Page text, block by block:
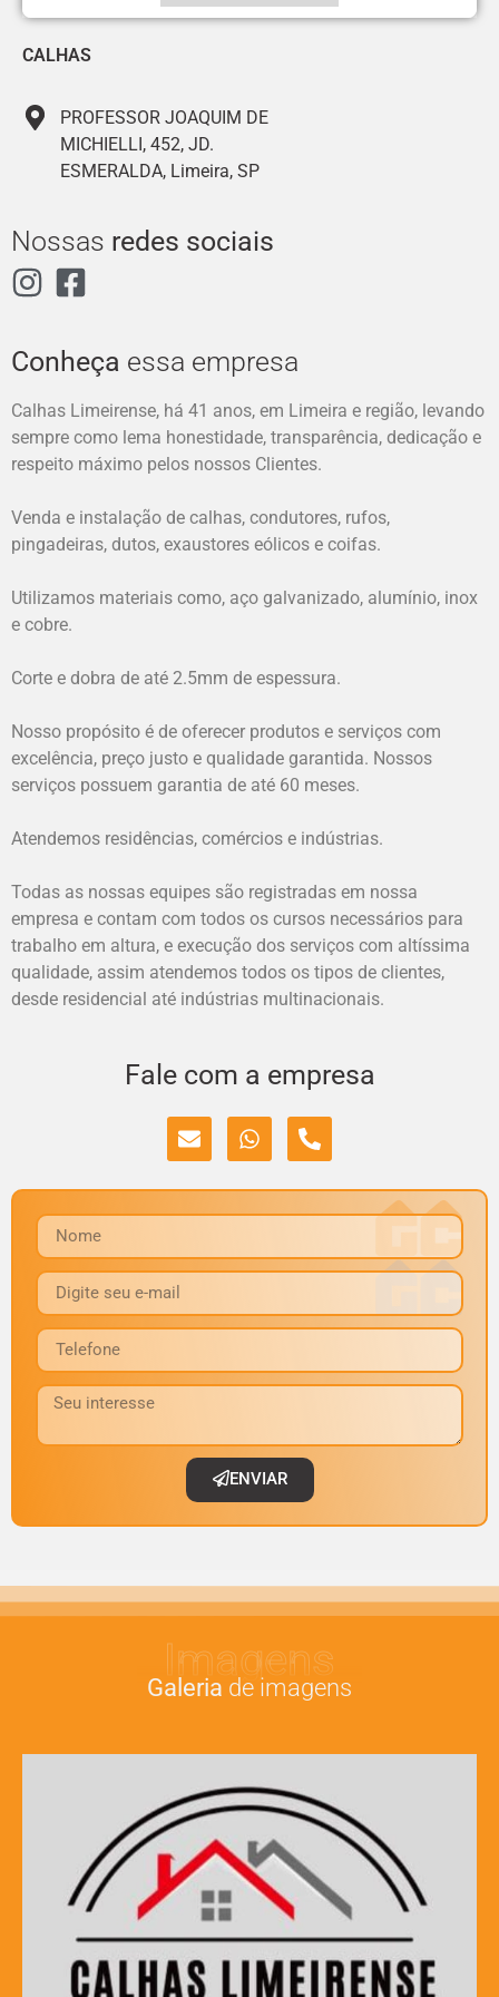
CALHAS
PROFESSOR JOAQUIM DE
MICHIELLI, 452, JD.
ESMERALDA, Limeira, SP
Nossas redes sociais
Conheça essa empresa
Calhas Limeirense, há 41 anos, em Limeira e região, levando
sempre como lema honestidade, transparência, dedicação e
respeito máximo pelos nossos Clientes.
Venda e instalação de calhas, condutores, rufos,
pingadeiras, dutos, exaustores eólicos e coifas.
Utilizamos materiais como, aço galvanizado, alumínio, inox
e cobre.
Corte e dobra de até 2.5mm de espessura.
Nosso propósito é de oferecer produtos e serviços com
excelência, preço justo e qualidade garantida. Nossos
serviços possuem garantia de até 60 meses.
Atendemos residências, comércios e indústrias.
Todas as nossas equipes são registradas em nossa
empresa e contam com todos os cursos necessários para
trabalho em altura, e execução dos serviços com altíssima
qualidade, assim atendemos todos os tipos de clientes,
desde residencial até indústrias multinacionais.
Fale com a empresa
ENVIAR
Imagens
Galeria de imagens